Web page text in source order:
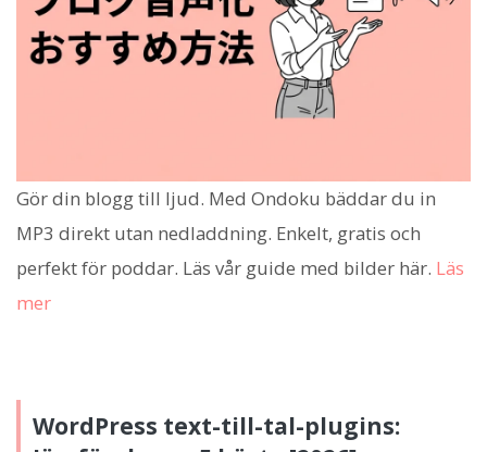
Gör din blogg till ljud. Med Ondoku bäddar du in
MP3 direkt utan nedladdning. Enkelt, gratis och
perfekt för poddar. Läs vår guide med bilder här. Läs
mer
WordPress text-till-tal-plugins: